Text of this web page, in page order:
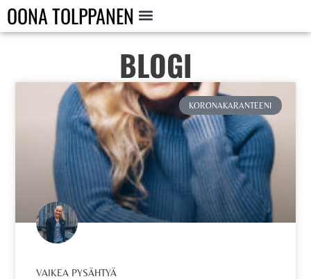
OONA TOLPPANEN
BLOGI
KORONAKARANTEENI
VAIKEA PYSÄHTYÄ